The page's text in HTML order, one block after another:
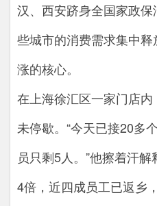
汉、西安跻身全国家政
些城市的消费需求集中
涨的核心。
在上海徐汇区一家门店
未停歇。“今天已接20多
员只剩5人。”他擦着汗
4倍，近四成员工已返乡